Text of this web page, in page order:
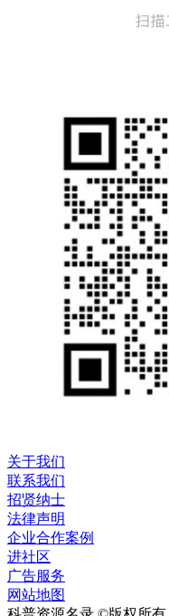
关于我们
联系我们
招贤纳士
法律声明
企业合作案例
进社区
广告服务
网站地图